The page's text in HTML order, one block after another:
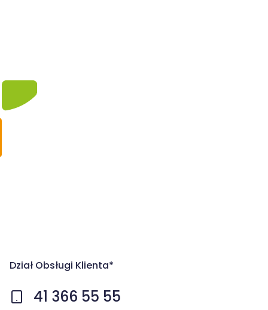
Dział Obsługi Klienta*
41 366 55 55